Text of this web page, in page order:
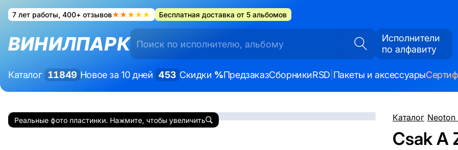
7 лет работы, 400+ отзывов★★★★★ Бесплатная доставка от 5 альбомов
ВИНИЛПАРК
Исполнители
по алфавиту
Каталог 11849 Новое за 10 дней 453 Скидки %ПредзаказСборникиRSD Пакеты и аксессуары
Каталог/Neoton
Csak A
Реальные фото пластинки. Нажмите, чтобы увеличить